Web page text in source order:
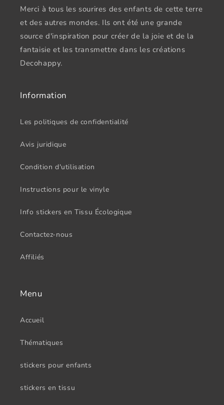
Merci à tous les sourires des enfants de cette terre
et des autres mondes. Ils ont été une grande
source d'inspiration pour créer de la joie et de la
fantaisie et les transmettre dans les créations
Decohappy.
Information
Les politiques de confidentialité
Avis juridique
Condition d'utilisation
Instructions pour le vinyle
Info stickers en Tissu Écologique
Contactez-nous
Affiliés
Menu
Accueil
Thématiques
stickers pour enfants
stickers en tissu